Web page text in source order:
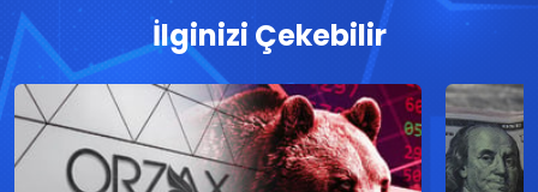
İlginizi Çekebilir